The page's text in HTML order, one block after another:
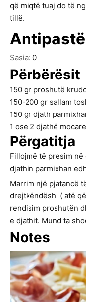
që miqtë tuaj do të
tillë.
Sasia: 0
Përbërësit
150 gr proshutë krudo
150-200 gr sallam
150 gr djath
1 ose 2 djathë
Përgatitja
Fillojmë të presim në
djathin parmixhan
Marrim një pjatancë
drejtkëndëshi ( atë
rendisim proshutën
e djathit. Mund ta
Notes